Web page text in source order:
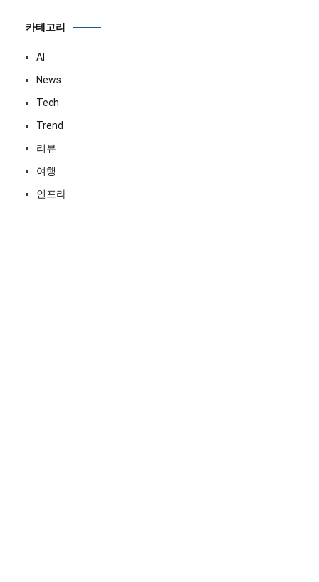
카테고리
AI
News
Tech
Trend
리뷰
여행
인프라